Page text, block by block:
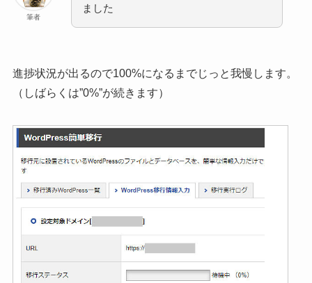
筆者
ました
進捗状況が出るので100%になるまでじっと我慢します。
（しばらくは”0%”が続きます）